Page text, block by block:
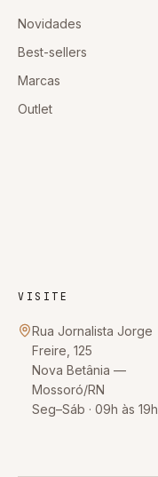
Novidades
Best-sellers
Marcas
Outlet
VISITE
Rua Jornalista Jorge
Freire, 125
Nova Betânia —
Mossoró/RN
Seg–Sáb · 09h às 19h